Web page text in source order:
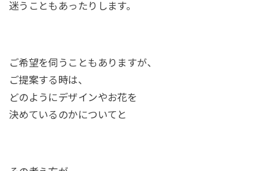
迷うこともあったりします。
ご希望を伺うこともありますが、
ご提案する時は、
どのようにデザインやお花を
決めているのかについてと